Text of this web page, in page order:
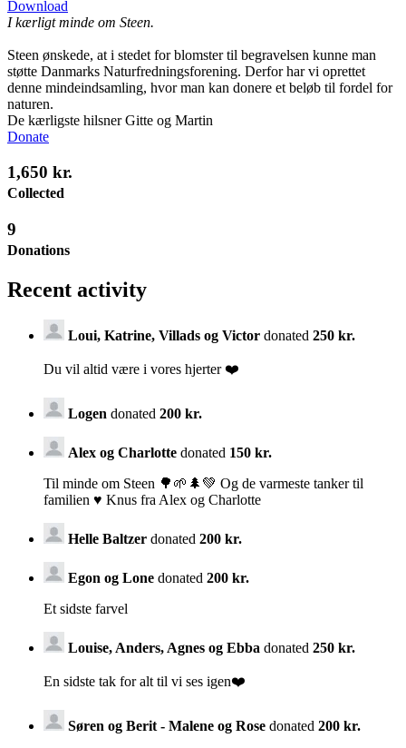
Download
I kærligt minde om Steen.
Steen ønskede, at i stedet for blomster til begravelsen kunne man
støtte Danmarks Naturfredningsforening. Derfor har vi oprettet
denne mindeindsamling, hvor man kan donere et beløb til fordel for
naturen.
De kærligste hilsner Gitte og Martin
Donate
1,650 kr.
Collected
9
Donations
Recent activity
Loui, Katrine, Villads og Victor donated 250 kr.
Du vil altid være i vores hjerter ❤️
Logen donated 200 kr.
Alex og Charlotte donated 150 kr.
Til minde om Steen 🌳🌱🌲💚 Og de varmeste tanker til
familien ♥️ Knus fra Alex og Charlotte
Helle Baltzer donated 200 kr.
Egon og Lone donated 200 kr.
Et sidste farvel
Louise, Anders, Agnes og Ebba donated 250 kr.
En sidste tak for alt til vi ses igen❤️
Søren og Berit - Malene og Rose donated 200 kr.